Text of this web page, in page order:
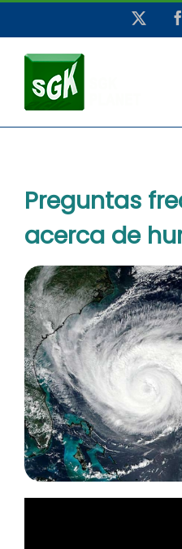
contenido
Preguntas
acerca de